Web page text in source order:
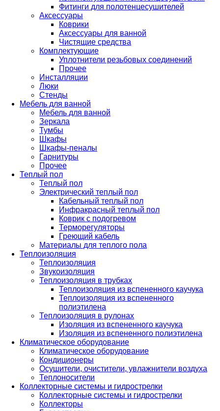
Фитинги для полотенцесушителей
Аксессуары
Коврики
Аксессуары для ванной
Чистящие средства
Комплектующие
Уплотнители резьбовых соединений
Прочее
Инсталляции
Люки
Стенды
Мебель для ванной
Мебель для ванной
Зеркала
Тумбы
Шкафы
Шкафы-пеналы
Гарнитуры
Прочее
Теплый пол
Теплый пол
Электрический теплый пол
Кабельный теплый пол
Инфракрасный теплый пол
Коврик с подогревом
Терморегуляторы
Греющий кабель
Материалы для теплого пола
Теплоизоляция
Теплоизоляция
Звукоизоляция
Теплоизоляция в трубках
Теплоизоляция из вспененного каучука
Теплоизоляция из вспененного
полиэтилена
Теплоизоляция в рулонах
Изоляция из вспененного каучука
Изоляция из вспененного полиэтилена
Климатическое оборудование
Климатическое оборудование
Кондиционеры
Осушители, очистители, увлажнители воздуха
Теплоносители
Коллекторные системы и гидрострелки
Коллекторные системы и гидрострелки
Коллекторы